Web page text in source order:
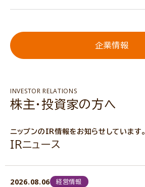
企業情報
INVESTOR RELATIONS
株主・投資家の方へ
ニップンのIR情報をお知らせしています。
IRニュース
2026.08.06 経営情報